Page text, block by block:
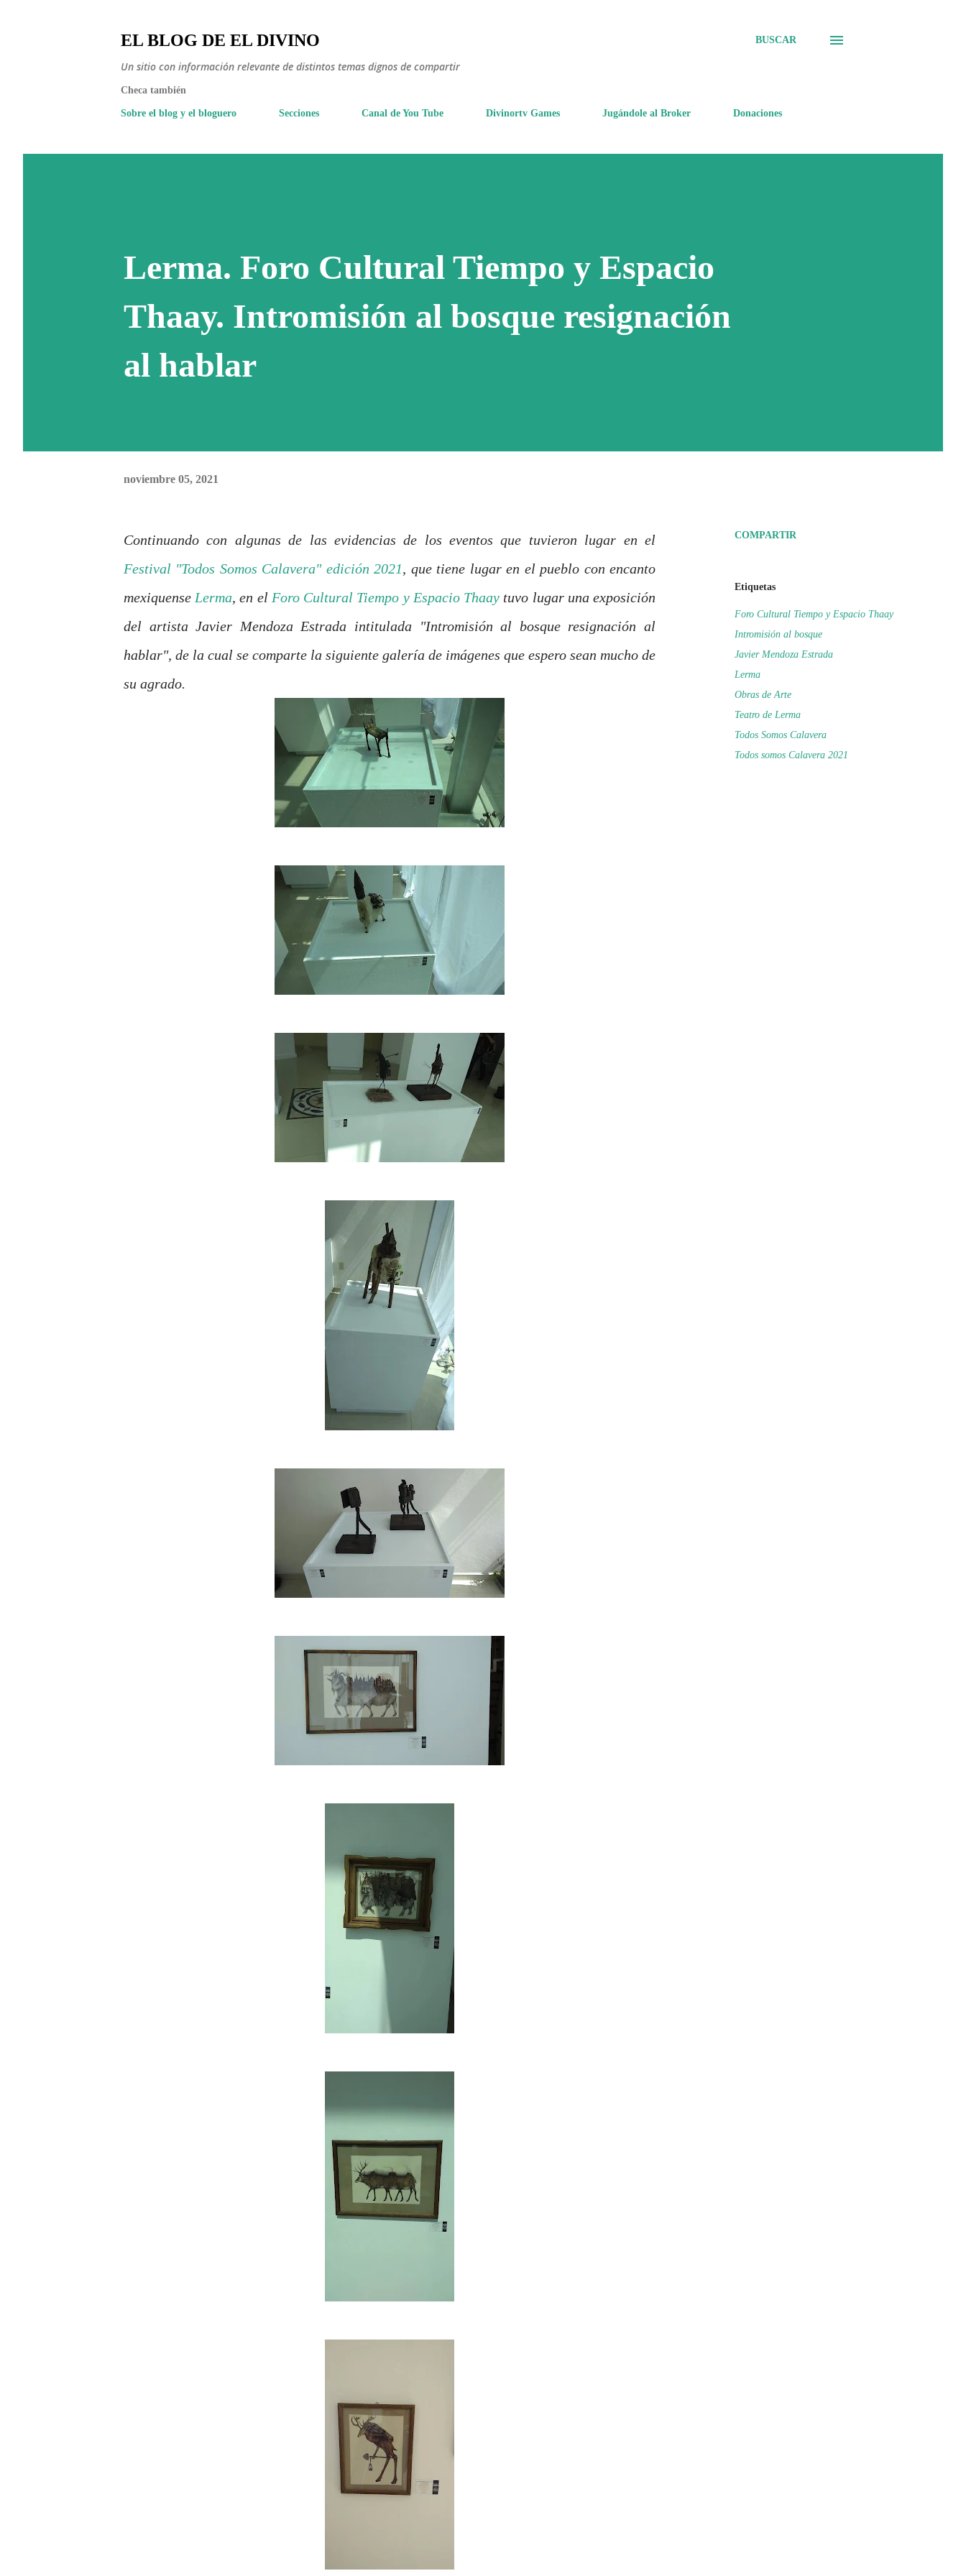
EL BLOG DE EL DIVINO
Un sitio con información relevante de distintos temas dignos de compartir
BUSCAR
Checa también
Sobre el blog y el bloguero Secciones Canal de You Tube Divinortv Games Jugándole al Broker Donaciones
Lerma. Foro Cultural Tiempo y Espacio
Thaay. Intromisión al bosque resignación
al hablar
noviembre 05, 2021
Continuando con algunas de las evidencias de los eventos que tuvieron lugar en el
Festival "Todos Somos Calavera" edición 2021, que tiene lugar en el pueblo con encanto
mexiquense Lerma, en el Foro Cultural Tiempo y Espacio Thaay tuvo lugar una exposición
del artista Javier Mendoza Estrada intitulada "Intromisión al bosque resignación al
hablar", de la cual se comparte la siguiente galería de imágenes que espero sean mucho de
su agrado.
COMPARTIR
Etiquetas
Foro Cultural Tiempo y Espacio Thaay
Intromisión al bosque
Javier Mendoza Estrada
Lerma
Obras de Arte
Teatro de Lerma
Todos Somos Calavera
Todos somos Calavera 2021